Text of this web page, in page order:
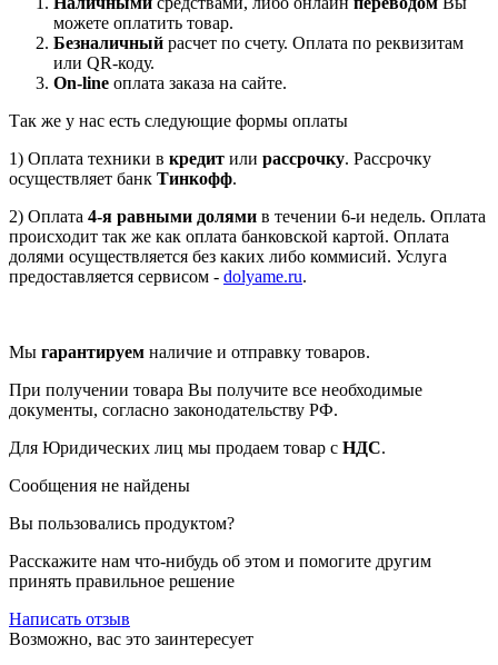
можете оплатить товар.
Безналичный расчет по счету. Оплата по реквизитам
или QR-коду.
On-line оплата заказа на сайте.
Так же у нас есть следующие формы оплаты
1) Оплата техники в кредит или рассрочку. Рассрочку
осуществляет банк Тинкофф.
2) Оплата 4-я равными долями в течении 6-и недель. Оплата
происходит так же как оплата банковской картой. Оплата
долями осуществляется без каких либо коммисий. Услуга
предоставляется сервисом - dolyame.ru.
Мы гарантируем наличие и отправку товаров.
При получении товара Вы получите все необходимые
документы, согласно законодательству РФ.
Для Юридических лиц мы продаем товар с НДС.
Сообщения не найдены
Вы пользовались продуктом?
Расскажите нам что-нибудь об этом и помогите другим
принять правильное решение
Написать отзыв
Возможно, вас это заинтересует